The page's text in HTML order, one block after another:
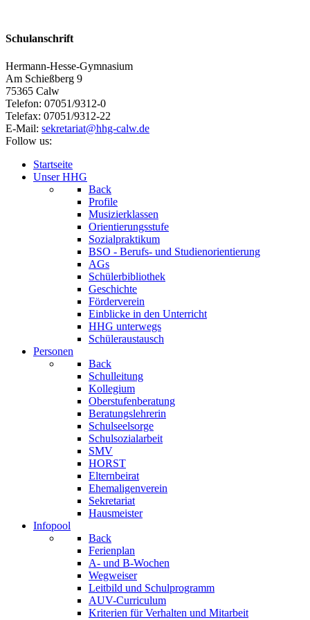
Schulanschrift
Hermann-Hesse-Gymnasium
Am Schießberg 9
75365 Calw
Telefon: 07051/9312-0
Telefax: 07051/9312-22
E-Mail: sekretariat@hhg-calw.de
Follow us:
Startseite
Unser HHG
Back
Profile
Musizierklassen
Orientierungsstufe
Sozialpraktikum
BSO - Berufs- und Studienorientierung
AGs
Schülerbibliothek
Geschichte
Förderverein
Einblicke in den Unterricht
HHG unterwegs
Schüleraustausch
Personen
Back
Schulleitung
Kollegium
Oberstufenberatung
Beratungslehrerin
Schulseelsorge
Schulsozialarbeit
SMV
HORST
Elternbeirat
Ehemaligenverein
Sekretariat
Hausmeister
Infopool
Back
Ferienplan
A- und B-Wochen
Wegweiser
Leitbild und Schulprogramm
AUV-Curriculum
Kriterien für Verhalten und Mitarbeit